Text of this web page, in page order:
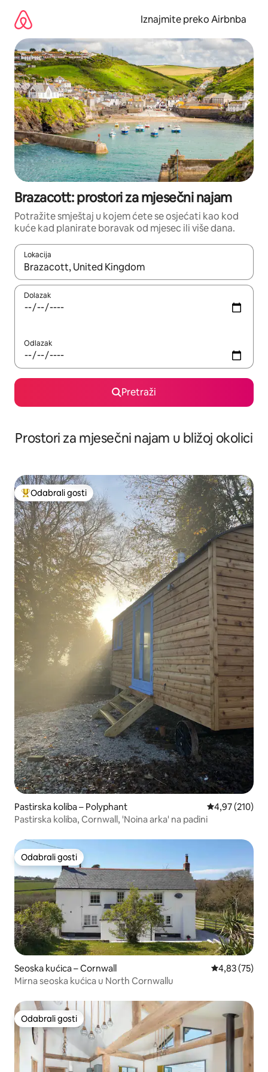
sadržaj
Iznajmite preko Airbnba
Brazacott: prostori za mjesečni najam
Potražite smještaj u kojem ćete se osjećati kao kod
kuće kad planirate boravak od mjesec ili više dana.
Lokacija
Kada budu dostupni rezultati, moći ćete ih pregledati
Dolazak
Odlazak
Pretraži
Prostori za mjesečni najam u bližoj okolici
Među najviše rangiranima s oznakom „Odabrali gosti”
Odabrali gosti
Pastirska koliba – Polyphant Prosječna
4,97 (210)
Pastirska koliba, Cornwall, 'Noina arka' na padini
Odabrali gosti
Odabrali gosti
Seoska kućica – Cornwall Prosječna
4,83 (75)
Mirna seoska kućica u North Cornwallu
Odabrali gosti
Odabrali gosti